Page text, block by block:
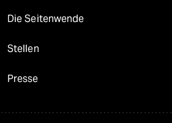
Die Seitenwende
Stellen
Presse